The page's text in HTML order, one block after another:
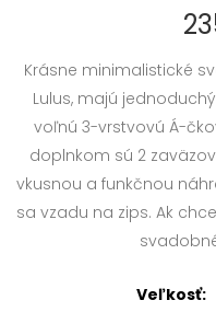
Krásne minimalistické
Lulus, majú
voľnú 3-vrstvovú Á-
doplnkom sú 2
vkusnou a funkčnou
sa vzadu na zips. Ak
Veľkosť: